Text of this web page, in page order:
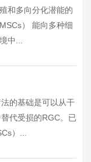
和多向分化潜能的
） 能向多种细
中...
的基础是可以从干
代受损的RGC。已
）...